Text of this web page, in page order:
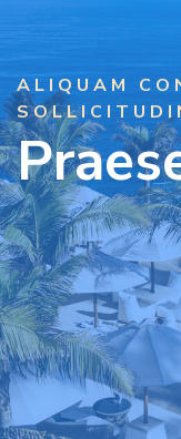
ALIQUAM